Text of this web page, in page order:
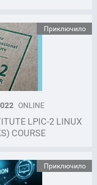
Приключило
ONLINE
LPIC-2 LINUX
COURSE
Приключило